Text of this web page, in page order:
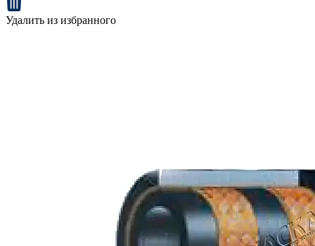
Удалить из избранного